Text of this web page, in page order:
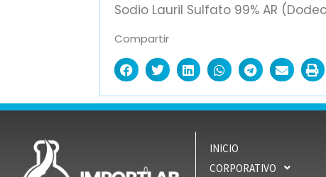
Sodio Lauril Sulfato 99% AR
Compartir
INICIO
CORPORATIVO